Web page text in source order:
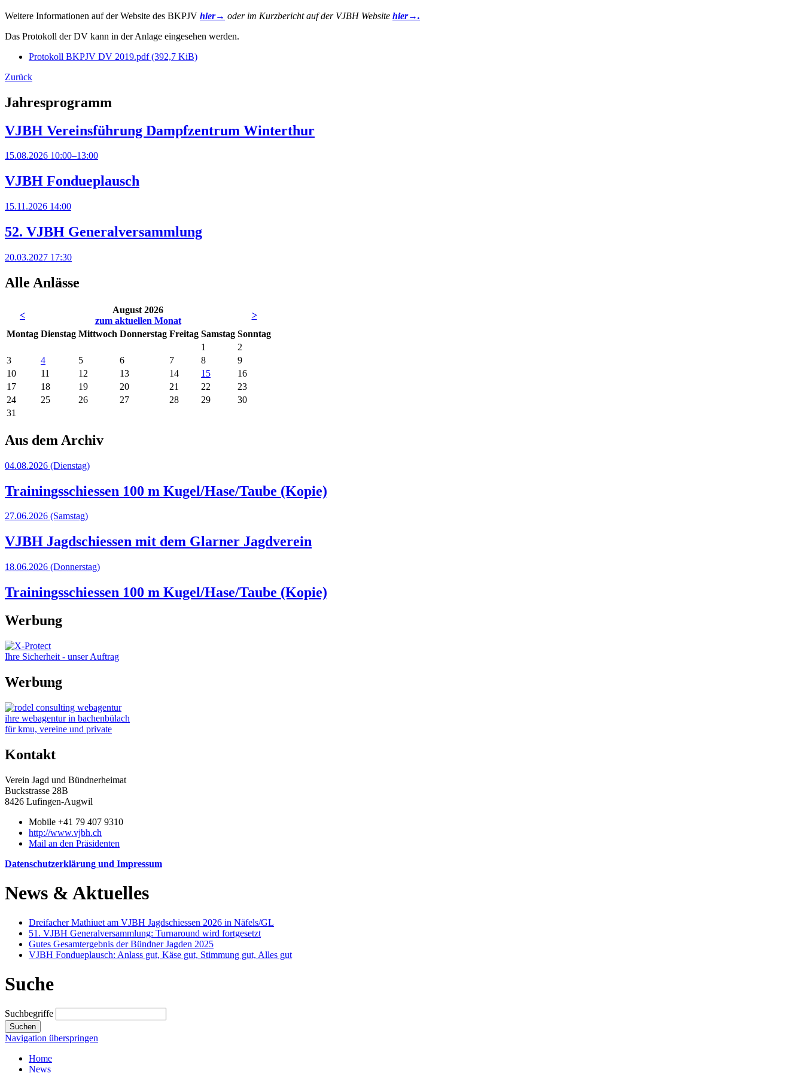
Weitere Informationen auf der Website des BKPJV hier→ oder im Kurzbericht auf der VJBH Website hier→.
Das Protokoll der DV kann in der Anlage eingesehen werden.
Protokoll BKPJV DV 2019.pdf(392,7 KiB)
Zurück
Jahresprogramm
VJBH Vereinsführung Dampfzentrum Winterthur
15.08.2026 10:00–13:00
VJBH Fondueplausch
15.11.2026 14:00
52. VJBH Generalversammlung
20.03.2027 17:30
Alle Anlässe
<
August 2026
zum aktuellen Monat
>
Montag Dienstag Mittwoch Donnerstag Freitag Samstag Sonntag
1
2
3
4 5 6 7 8
9
10
11 12 13 14 15
16
17
18 19 20 21 22
23
24
25 26 27 28 29
30
31
Aus dem Archiv
04.08.2026 (Dienstag)
Trainingsschiessen 100 m Kugel/Hase/Taube (Kopie)
27.06.2026 (Samstag)
VJBH Jagdschiessen mit dem Glarner Jagdverein
18.06.2026 (Donnerstag)
Trainingsschiessen 100 m Kugel/Hase/Taube (Kopie)
Werbung
Ihre Sicherheit - unser Auftrag
Werbung
ihre webagentur in bachenbülach
für kmu, vereine und private
Kontakt
Verein Jagd und Bündnerheimat
Buckstrasse 28B
8426 Lufingen-Augwil
Mobile +41 79 407 9310
http://www.vjbh.ch
Mail an den Präsidenten
Datenschutzerklärung und Impressum
News & Aktuelles
Dreifacher Mathiuet am VJBH Jagdschiessen 2026 in Näfels/GL
51. VJBH Generalversammlung: Turnaround wird fortgesetzt
Gutes Gesamtergebnis der Bündner Jagden 2025
VJBH Fondueplausch: Anlass gut, Käse gut, Stimmung gut, Alles gut
Suche
Suchbegriffe
Suchen
Navigation überspringen
Home
News